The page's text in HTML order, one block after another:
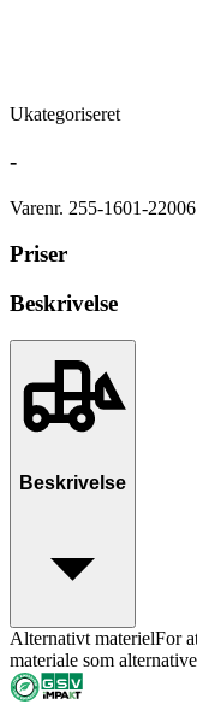
Ukategoriseret
-
Varenr. 255-1601-
Priser
Beskrivelse
Beskrivelse
Alternativt materielFor
materiale som